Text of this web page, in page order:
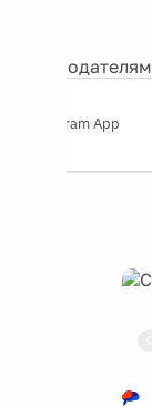
Рекламодателям
Telegram App